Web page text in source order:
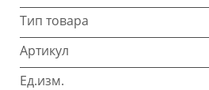
Тип товара
Артикул
Ед.изм.